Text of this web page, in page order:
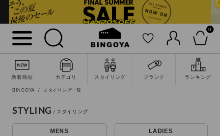
0
新着商品 カテゴリ スタイリング ブランド ランキング
詳細検索
BINGOYA スタイリング一覧
STYLING
MENS LADIES